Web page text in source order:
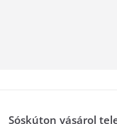
Sóskúton vásárol